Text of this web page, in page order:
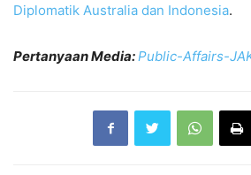
Diplomatik Australia dan Indonesia.
Pertanyaan Media: Public-Affairs-